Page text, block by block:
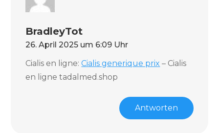
BradleyTot
26. April 2025 um 6:09 Uhr
Cialis en ligne:Cialis generique prix – Cialis
en ligne tadalmed.shop
Antworten